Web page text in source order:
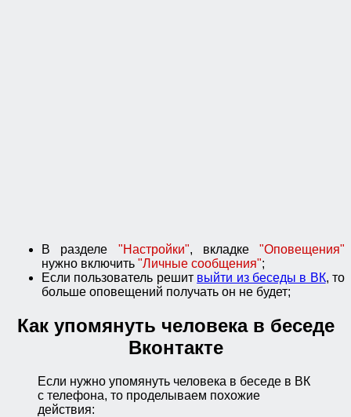
В разделе "Настройки", вкладке "Оповещения"
нужно включить "Личные сообщения";
Если пользователь решит выйти из беседы в ВК, то
больше оповещений получать он не будет;
Как упомянуть человека в беседе
Вконтакте
Если нужно упомянуть человека в беседе в ВК
с телефона, то проделываем похожие
действия: